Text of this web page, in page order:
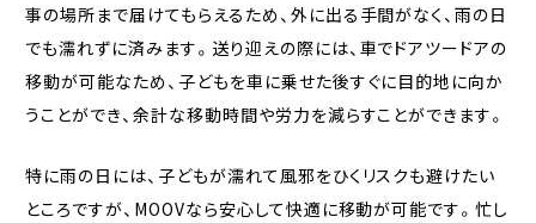
事の場所まで届けてもらえるため、外に出る手間がなく、雨の日
でも濡れずに済みます。送り迎えの際には、車でドアツードアの
移動が可能なため、子どもを車に乗せた後すぐに目的地に向か
うことができ、余計な移動時間や労力を減らすことができます。
特に雨の日には、子どもが濡れて風邪をひくリスクも避けたい
ところですが、MOOVなら安心して快適に移動が可能です。忙し